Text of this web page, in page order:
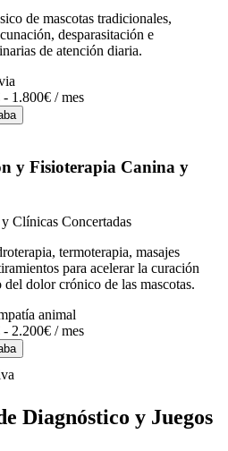
de mascotas tradicionales,
desparasitación e
de atención diaria.
- 1.800€ / mes
y Fisioterapia Canina y
Clínicas Concertadas
termoterapia, masajes
para acelerar la curación
dolor crónico de las mascotas.
animal
- 2.200€ / mes
Diagnóstico y Juegos